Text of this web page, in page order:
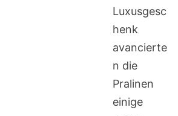
Luxusgesc
henk
avancierte
n die
Pralinen
einige